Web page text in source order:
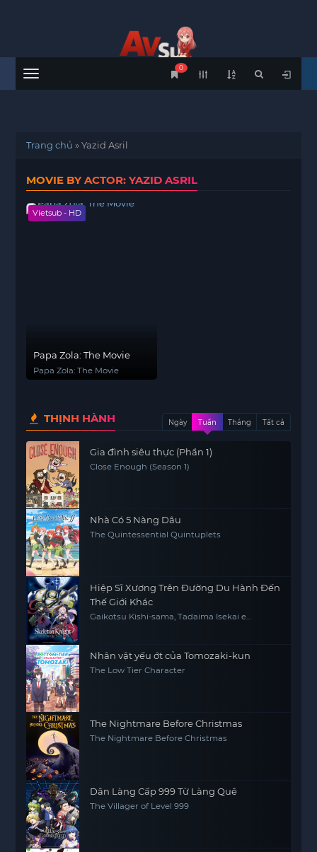
Menu
0
Trang chủ »Yazid Asril
MOVIE BY ACTOR: YAZID ASRIL
Vietsub - HD
Papa Zola: The Movie
Papa Zola: The Movie
THỊNH HÀNH Ngày Tuần Tháng Tất cả
Gia đình siêu thực (Phần 1)
Close Enough (Season 1)
Nhà Có 5 Nàng Dâu
The Quintessential Quintuplets
Hiệp Sĩ Xương Trên Đường Du Hành Đến
Thế Giới Khác
Gaikotsu Kishi-sama, Tadaima Isekai e
Nhân vật yếu ớt của Tomozaki-kun
The Low Tier Character
The Nightmare Before Christmas
The Nightmare Before Christmas
Dân Làng Cấp 999 Từ Làng Quê
The Villager of Level 999